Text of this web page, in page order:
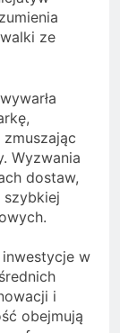
ze
Wyzwania
dostaw,
w
i
obejmują